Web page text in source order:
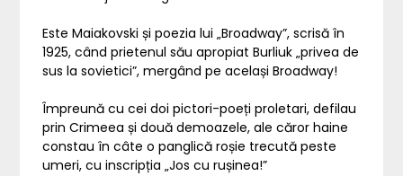
Este Maiakovski și poezia lui „Broadway”, scrisă în
1925, când prietenul său apropiat Burliuk „privea de
sus la sovietici”, mergând pe același Broadway!
Împreună cu cei doi pictori-poeți proletari, defilau
prin Crimeea și două demoazele, ale căror haine
constau în câte o panglică roșie trecută peste
umeri, cu inscripția „Jos cu rușinea!”